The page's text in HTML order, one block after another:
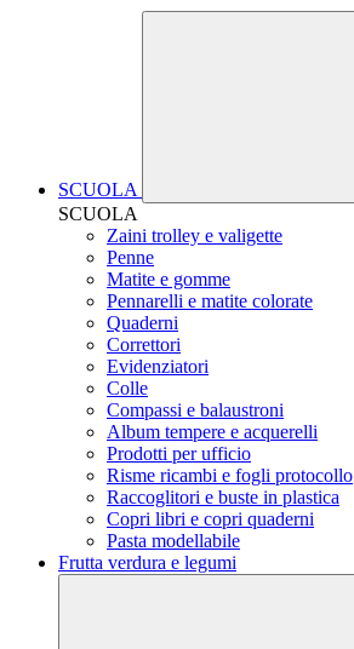
SCUOLA
SCUOLA
Zaini trolley e valigette
Penne
Matite e gomme
Pennarelli e matite colorate
Quaderni
Correttori
Evidenziatori
Colle
Compassi e balaustroni
Album tempere e acquerelli
Prodotti per ufficio
Risme ricambi e fogli protocollo
Raccoglitori e buste in plastica
Copri libri e copri quaderni
Pasta modellabile
Frutta verdura e legumi